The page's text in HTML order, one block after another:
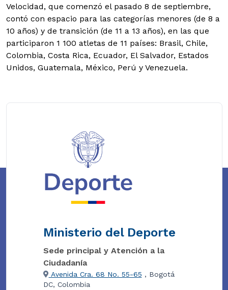
Velocidad, que comenzó el pasado 8 de septiembre,
contó con espacio para las categorías menores (de 8 a
10 años) y de transición (de 11 a 13 años), en las que
participaron 1 100 atletas de 11 países: Brasil, Chile,
Colombia, Costa Rica, Ecuador, El Salvador, Estados
Unidos, Guatemala, México, Perú y Venezuela.
Ministerio del Deporte
Sede principal y Atención a la
Ciudadanía
Avenida Cra. 68 No. 55-65 , Bogotá
DC, Colombia